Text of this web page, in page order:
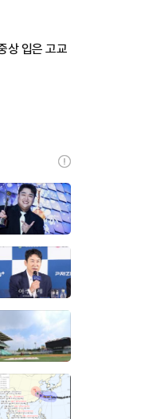
상 입은 고교